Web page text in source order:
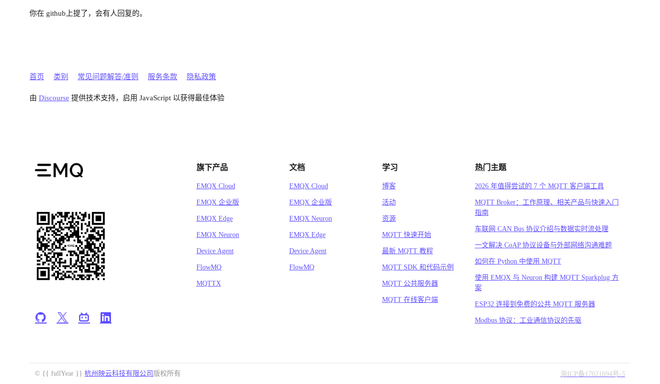
你在 github上提了，会有人回复的。
首页 类别 常见问题解答/准则 服务条款 隐私政策
由 Discourse 提供技术支持，启用 JavaScript 以获得最佳体验
旗下产品
EMQX Cloud
EMQX 企业版
EMQX Edge
EMQX Neuron
Device Agent
FlowMQ
MQTTX
文档
EMQX Cloud
EMQX 企业版
EMQX Neuron
EMQX Edge
Device Agent
FlowMQ
学习
博客
活动
资源
MQTT 快速开始
最新 MQTT 教程
MQTT SDK 和代码示例
MQTT 公共服务器
MQTT 在线客户端
热门主题
2026 年值得尝试的 7 个 MQTT 客户端工具
MQTT Broker：工作原理、相关产品与快速入门
指南
车联网 CAN Bus 协议介绍与数据实时流处理
一文解决 CoAP 协议设备与外部网络沟通难题
如何在 Python 中使用 MQTT
使用 EMQX 与 Neuron 构建 MQTT Sparkplug 方
案
ESP32 连接到免费的公共 MQTT 服务器
Modbus 协议：工业通信协议的先驱
© {{ fullYear }}杭州映云科技有限公司 版权所有 浙ICP备17021694号-5